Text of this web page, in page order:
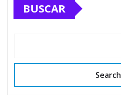
BUSCAR
Search